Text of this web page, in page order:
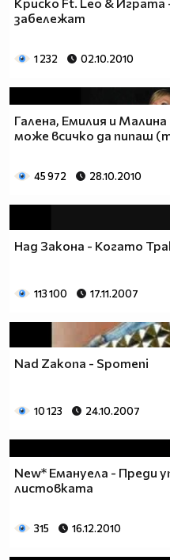
забележат
1 232 02.10.2010
Галена, Емилия и
може всичко да пипаш
45 972 28.10.2010
Над Закона - Когато
113 100 17.11.2007
Nad Zakona - Spomeni
10 123 24.10.2007
New* Емануела - Преди
листовката
315 16.12.2010